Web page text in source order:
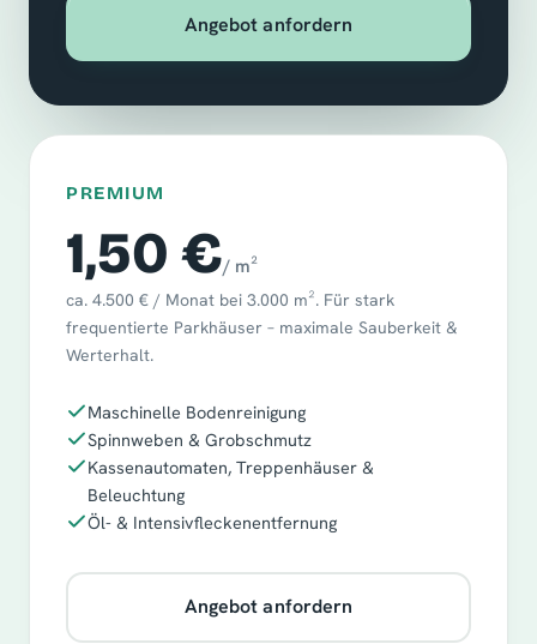
Angebot anfordern
PREMIUM
1,50 €/ m²
ca. 4.500 € / Monat bei 3.000 m². Für stark
frequentierte Parkhäuser – maximale Sauberkeit &
Werterhalt.
Maschinelle Bodenreinigung
Spinnweben & Grobschmutz
Kassenautomaten, Treppenhäuser &
Beleuchtung
Öl- & Intensivfleckenentfernung
Angebot anfordern